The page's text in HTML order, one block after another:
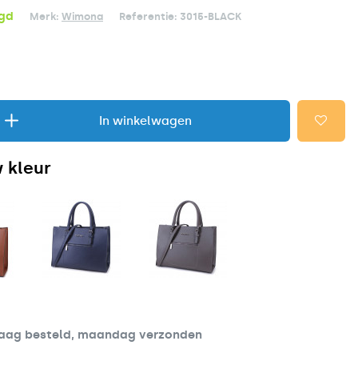
Merk: Wimona Referentie: 3015-BLACK
In winkelwagen
kleur
besteld, maandag verzonden